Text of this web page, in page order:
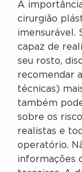
A
cirurgião
imensurável.
capaz de
seu rosto,
recomendar
técnicas)
também
sobre os
realistas e
operatório.
informações